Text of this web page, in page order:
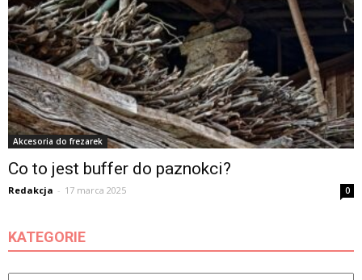
Akcesoria do frezarek
Co to jest buffer do paznokci?
Redakcja - 17 marca 2025 0
KATEGORIE
Kategorie